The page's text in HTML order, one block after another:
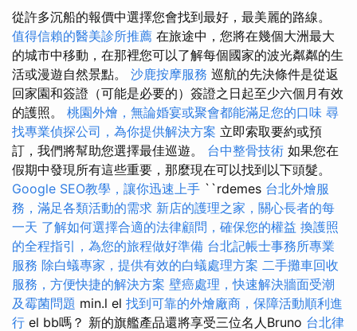
從許多沉船的報價中選擇您會找到最好，最美麗的路線。
值得信賴的醫美診所推薦 在旅途中，您將在幾個大洲最大
的城市中移動，在那裡您可以了解每個國家的波光粼粼的生
活或漫遊自然景點。 沙鹿按摩服務 巡航的先決條件是從返
回家園和簽證（可能是必要的）簽證之日起至少六個月有效
的護照。 桃園外燴，無論婚宴或聚會都能滿足您的口味 尋
找專業偵探公司，為你提供解決方案 立即索取要約或預
訂，我們將幫助您選擇最佳巡遊。 台中整骨技術 如果您在
假期中發現所有這些重要，那麼現在可以找到以下頭髮。
Google SEO教學，讓你迅速上手 ``rdemes 台北外燴服
務，滿足各類活動的需求 新店的護理之家，關心長者的每
一天 了解如何選擇合適的法律顧問，確保您的權益 換護照
的全程指引，為您的旅程做好準備 台北記帳士事務所專業
服務 除白蟻專家，提供有效的白蟻處理方案 二手攤車回收
服務，方便快捷的解決方案 壁癌處理，快速解決牆面受潮
及霉菌問題 min.l el 找到可靠的外燴廠商，保障活動順利進
行 el bb嗎？ 新的旗艦產品還將享受三位名人Bruno 台北律